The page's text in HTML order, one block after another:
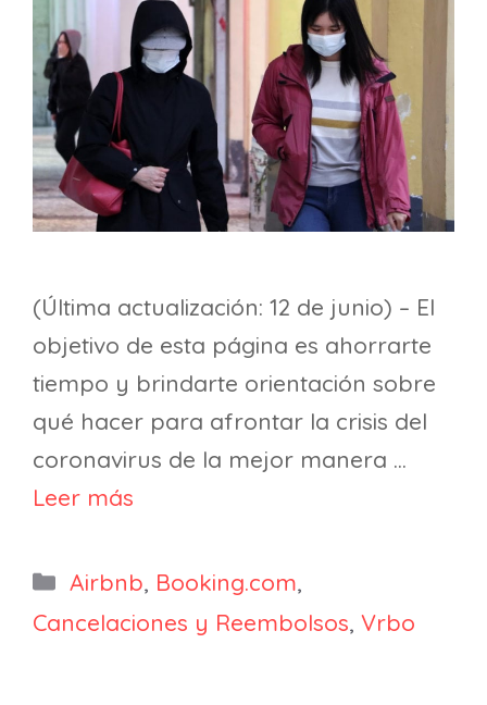
(Última actualización: 12 de junio) – El
objetivo de esta página es ahorrarte
tiempo y brindarte orientación sobre
qué hacer para afrontar la crisis del
coronavirus de la mejor manera …
Leer más
Categorías
Airbnb, Booking.com,
Cancelaciones y Reembolsos, Vrbo